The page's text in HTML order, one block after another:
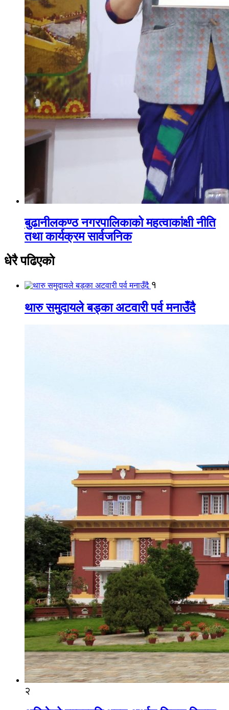
बुढानीलकण्ठ नगरपालिकाको महत्वाकांक्षी नीति
तथा कार्यक्रम सार्वजनिक
धेरै पढिएको
१
थारु समुदायले बड्का अटवारी पर्व मनाउँदै
२